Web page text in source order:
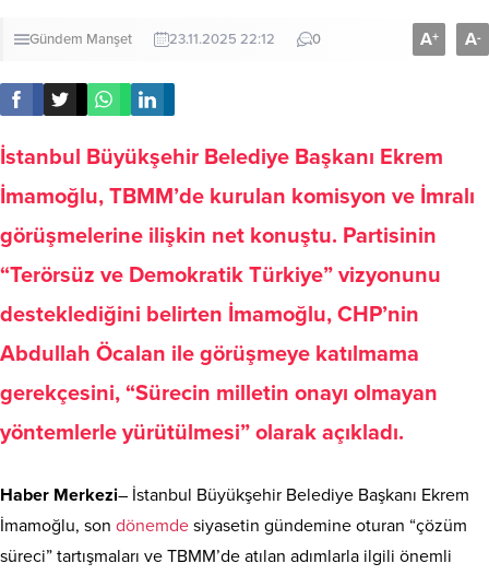
Gündem Manşet 23.11.2025 22:12 0 A+ A-
İstanbul Büyükşehir Belediye Başkanı Ekrem
İmamoğlu, TBMM’de kurulan komisyon ve İmralı
görüşmelerine ilişkin net konuştu. Partisinin
“Terörsüz ve Demokratik Türkiye” vizyonunu
desteklediğini belirten İmamoğlu, CHP’nin
Abdullah Öcalan ile görüşmeye katılmama
gerekçesini, “Sürecin milletin onayı olmayan
yöntemlerle yürütülmesi” olarak açıkladı.
Haber Merkezi– İstanbul Büyükşehir Belediye Başkanı Ekrem
İmamoğlu, son dönemde siyasetin gündemine oturan “çözüm
süreci” tartışmaları ve TBMM’de atılan adımlarla ilgili önemli